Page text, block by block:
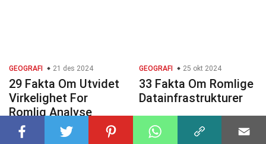
GEOGRAFI 21 des 2024
29 Fakta Om Utvidet
Virkelighet For
Romlig Analyse
GEOGRAFI 25 okt 2024
33 Fakta Om Romlige
Datainfrastrukturer